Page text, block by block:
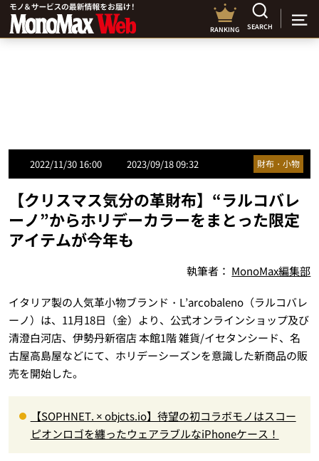
RANKING SEARCH
2022/11/30 16:00 2023/09/18 09:32 財布・小物
【クリスマス気分の革財布】“ラルコバレ
ーノ”からホリデーカラーをまとった限定
アイテムが今年も
執筆者： MonoMax編集部
イタリア製の人気革小物ブランド・L’arcobaleno（ラルコバレ
ーノ）は、11月18日（金）より、公式オンラインショップ及び
清澄白河店、伊勢丹新宿店 本館1階 雑貨/イセタンシード、名
古屋高島屋などにて、ホリデーシーズンを意識した新商品の販
売を開始した。
【SOPHNET. × objcts.io】待望の初コラボモノはスコー
ピオンロゴを纏ったウェアラブルなiPhoneケース！